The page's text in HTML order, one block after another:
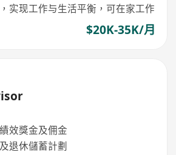
实现工作与生活平衡，可在家工作
$20K-35K/月
效獎金及佣金
退休儲蓄計劃